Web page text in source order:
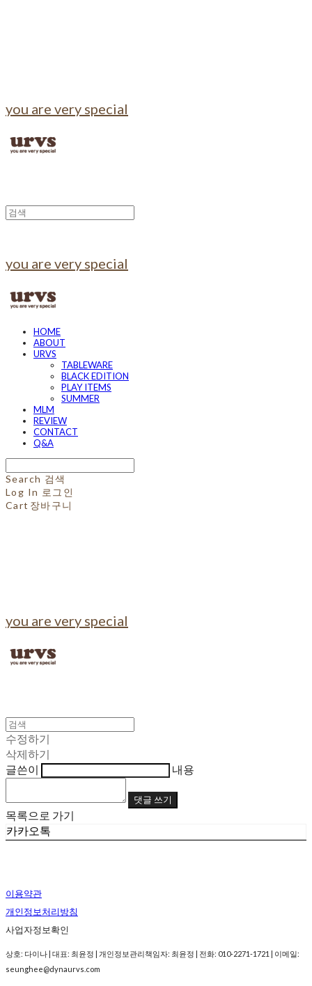
you are very special
you are very special
HOME
ABOUT
URVS
TABLEWARE
BLACK EDITION
PLAY ITEMS
SUMMER
MLM
REVIEW
CONTACT
Q&A
Search 검색
Log In 로그인
Cart 장바구니
you are very special
수정하기
삭제하기
글쓴이
내용
댓글 쓰기
목록으로 가기
카카오톡
이용약관
개인정보처리방침
사업자정보확인
상호: 다이나 | 대표: 최윤정 | 개인정보관리책임자: 최윤정 | 전화: 010-2271-1721 | 이메일:
seunghee@dynaurvs.com